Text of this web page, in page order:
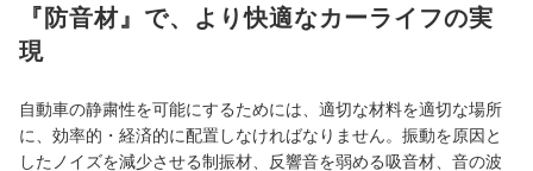
『防音材』で、より快適なカーライフの実
現
自動車の静粛性を可能にするためには、適切な材料を適切な場所
に、効率的・経済的に配置しなければなりません。振動を原因と
したノイズを減少させる制振材、反響音を弱める吸音材、音の波